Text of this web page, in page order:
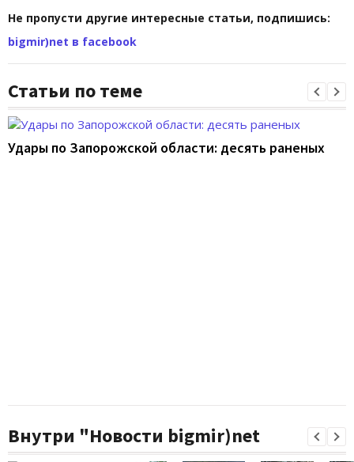
Не пропусти другие интересные статьи, подпишись:
bigmir)net в facebook
Статьи по теме
Удары по Запорожской области: десять раненых
Внутри "Новости bigmir)net